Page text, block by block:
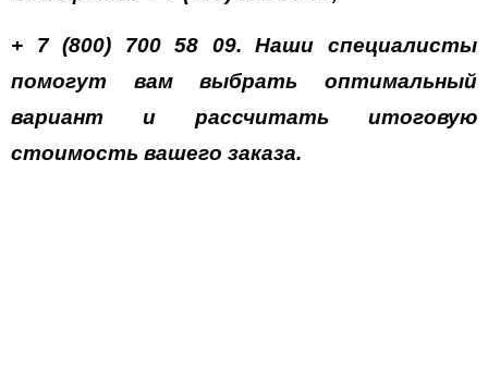
+ 7 (800) 700 58 09. Наши специалисты
помогут вам выбрать оптимальный
вариант и рассчитать итоговую
стоимость вашего заказа.